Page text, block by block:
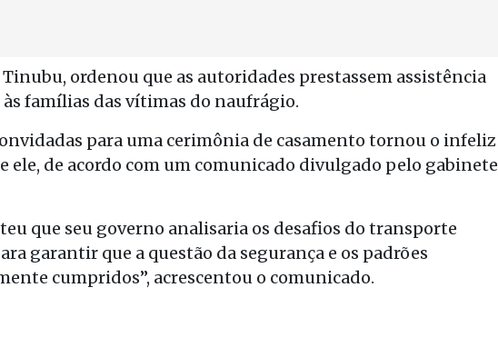
ordenou que as autoridades prestassem assistência
famílias das vítimas do naufrágio.
para uma cerimônia de casamento tornou o infeliz
ele, de acordo com um comunicado divulgado pelo gabinete
que seu governo analisaria os desafios do transporte
garantir que a questão da segurança e os padrões
cumpridos”, acrescentou o comunicado.